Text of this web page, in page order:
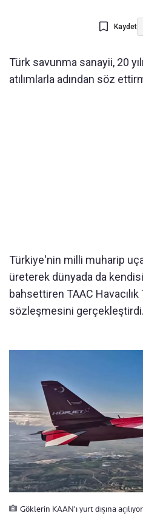
Kaydet
Türk savunma sanayii, 20
atılımlarla adından söz
Türkiye'nin milli muharip
üreterek dünyada da
bahsettiren TAAC
sözleşmesini gerçekleştirdi.
Göklerin KAAN'ı yurt dışına